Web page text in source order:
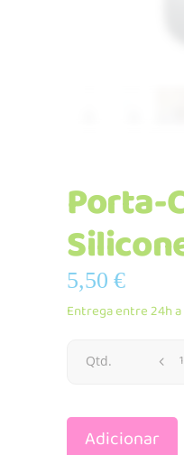
Porta-
5,50€
Entrega entre 24h
Porta-
Silicone
Qtd.
Adicionar